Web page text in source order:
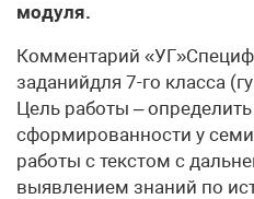
модуля.
Комментарий
заданийдля 7-го класса
Цель работы –
сформированности у
работы с текстом с
выявлением знаний по